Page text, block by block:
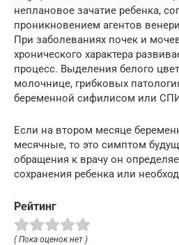
неплановое зачатие ребенка,
проникновением агентов
При заболеваниях почек и
хронического характера
процесс. Выделения белого
молочнице, грибковых
беременной сифилисом или
Если на втором месяце
месячные, то это симптом
обращения к врачу он
сохранения ребенка или
Рейтинг
( Пока оценок нет )